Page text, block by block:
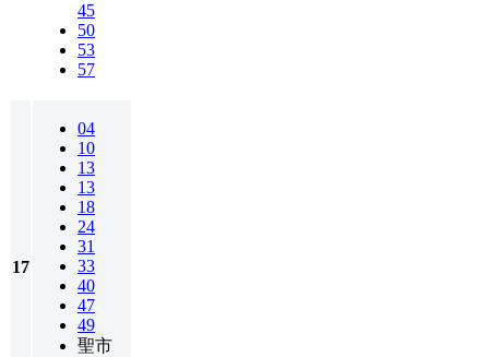
45
50
53
57
17
04
10
13
13
18
24
31
33
40
47
49
聖市